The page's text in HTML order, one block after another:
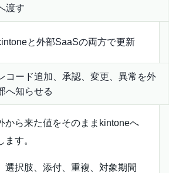
渡す
と外部SaaSの両方で更新
コード追加、承認、変更、異常を外
へ知らせる
から来た値をそのままkintoneへ
ます。
選択肢、添付、重複、対象期間